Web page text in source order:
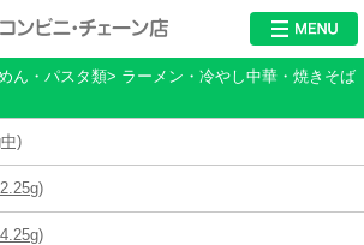
レストラン・チ
ん・パスタ類> ラーメン・冷やし中華・焼きそば
)